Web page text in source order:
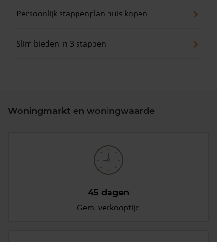
Persoonlijk stappenplan huis kopen
Slim bieden in 3 stappen
Woningmarkt en woningwaarde
45 dagen
Gem. verkooptijd